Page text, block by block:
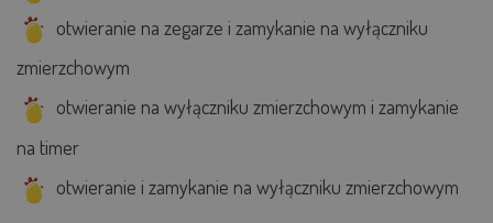
otwieranie na zegarze i zamykanie na wyłączniku
zmierzchowym
otwieranie na wyłączniku zmierzchowym i zamykanie
na timer
otwieranie i zamykanie na wyłączniku zmierzchowym